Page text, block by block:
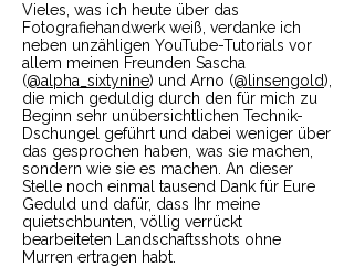
Vieles, was ich heute über das
Fotografiehandwerk weiß, verdanke ich
neben unzähligen YouTube-Tutorials vor
allem meinen Freunden Sascha
(@alpha_sixtynine) und Arno (@linsengold),
die mich geduldig durch den für mich zu
Beginn sehr unübersichtlichen Technik-
Dschungel geführt und dabei weniger über
das gesprochen haben, was sie machen,
sondern wie sie es machen. An dieser
Stelle noch einmal tausend Dank für Eure
Geduld und dafür, dass Ihr meine
quietschbunten, völlig verrückt
bearbeiteten Landschaftsshots ohne
Murren ertragen habt.